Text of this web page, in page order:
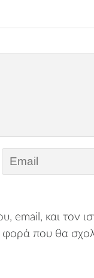
email, και τον
φορά που θα